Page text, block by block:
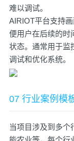
难以调试。
AIRIOT平台支持
便用户在后续的时
状态。通常用于监
调试和优化系统。
07 行业案例模
当项目涉及到多个